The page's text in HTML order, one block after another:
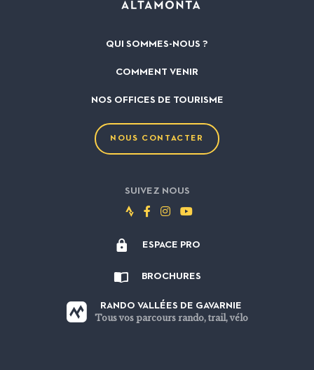
QUI SOMMES-NOUS ?
COMMENT VENIR
NOS OFFICES DE TOURISME
NOUS CONTACTER
SUIVEZ NOUS
Suivez-
Strava
Suivez-
Facebook
Suivez-
Instagram
Suivez-
Youtube
ESPACE PRO
BROCHURES
RANDO VALLÉES DE GAVARNIE
Tous vos parcours rando, trail, vélo